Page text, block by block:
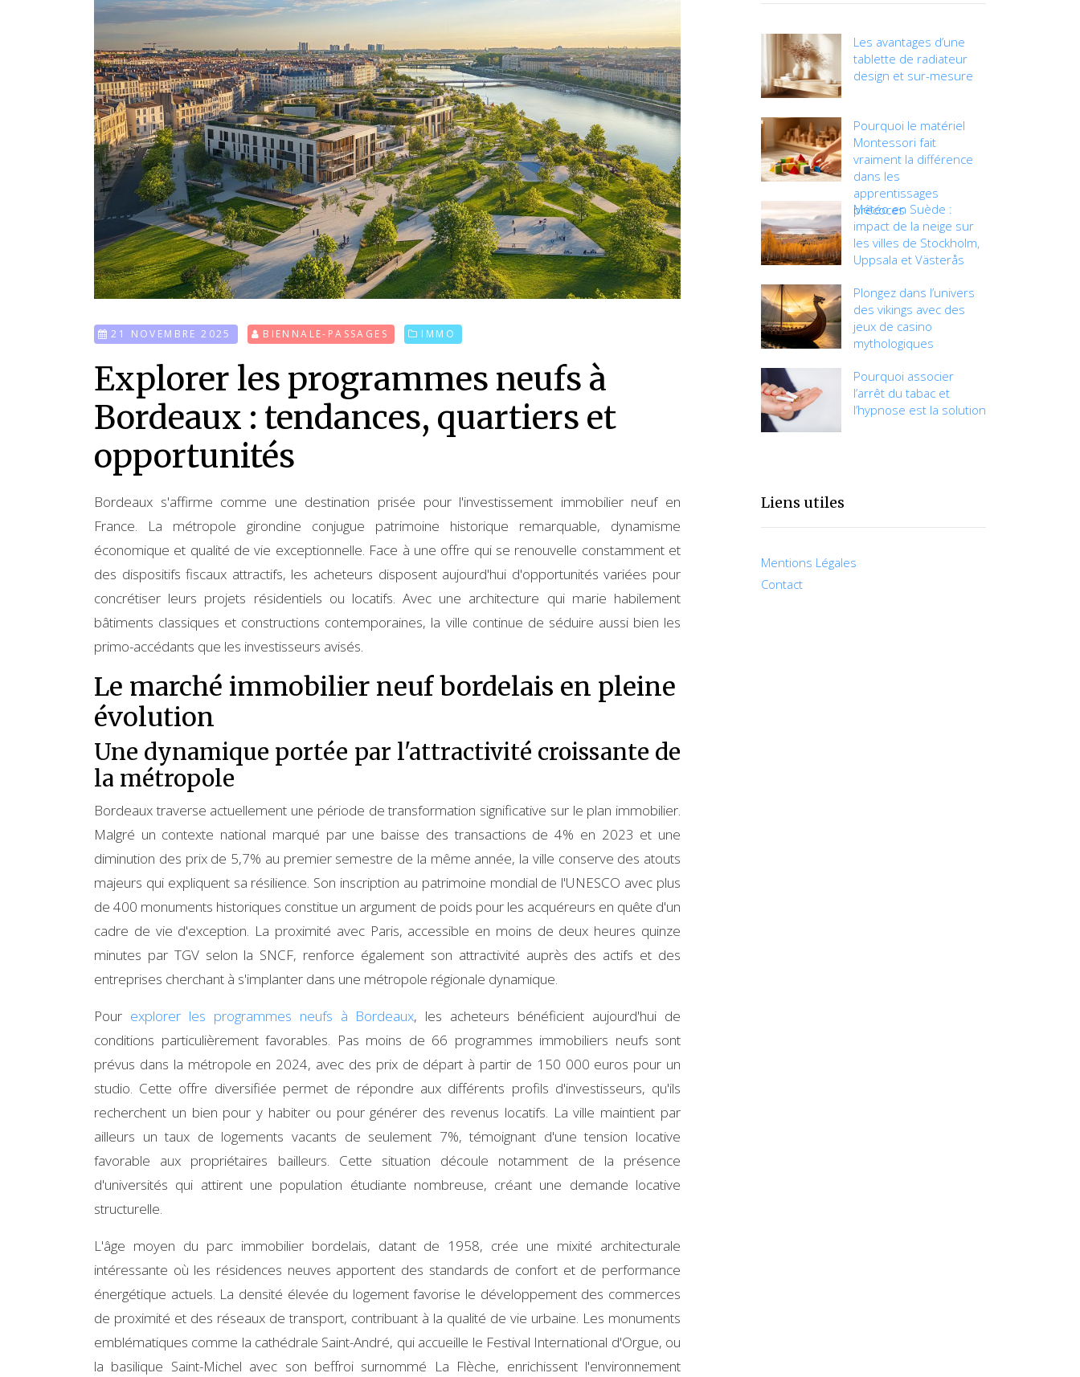
21 NOVEMBRE 2025 BIENNALE-PASSAGES IMMO
Explorer les programmes neufs à
Bordeaux : tendances, quartiers et
opportunités
Bordeaux s'affirme comme une destination prisée pour l'investissement immobilier neuf en
France. La métropole girondine conjugue patrimoine historique remarquable, dynamisme
économique et qualité de vie exceptionnelle. Face à une offre qui se renouvelle constamment et
des dispositifs fiscaux attractifs, les acheteurs disposent aujourd'hui d'opportunités variées pour
concrétiser leurs projets résidentiels ou locatifs. Avec une architecture qui marie habilement
bâtiments classiques et constructions contemporaines, la ville continue de séduire aussi bien les
primo-accédants que les investisseurs avisés.
Le marché immobilier neuf bordelais en pleine
évolution
Une dynamique portée par l'attractivité croissante de
la métropole
Bordeaux traverse actuellement une période de transformation significative sur le plan immobilier.
Malgré un contexte national marqué par une baisse des transactions de 4% en 2023 et une
diminution des prix de 5,7% au premier semestre de la même année, la ville conserve des atouts
majeurs qui expliquent sa résilience. Son inscription au patrimoine mondial de l'UNESCO avec plus
de 400 monuments historiques constitue un argument de poids pour les acquéreurs en quête d'un
cadre de vie d'exception. La proximité avec Paris, accessible en moins de deux heures quinze
minutes par TGV selon la SNCF, renforce également son attractivité auprès des actifs et des
entreprises cherchant à s'implanter dans une métropole régionale dynamique.
Pour explorer les programmes neufs à Bordeaux, les acheteurs bénéficient aujourd'hui de
conditions particulièrement favorables. Pas moins de 66 programmes immobiliers neufs sont
prévus dans la métropole en 2024, avec des prix de départ à partir de 150 000 euros pour un
studio. Cette offre diversifiée permet de répondre aux différents profils d'investisseurs, qu'ils
recherchent un bien pour y habiter ou pour générer des revenus locatifs. La ville maintient par
ailleurs un taux de logements vacants de seulement 7%, témoignant d'une tension locative
favorable aux propriétaires bailleurs. Cette situation découle notamment de la présence
d'universités qui attirent une population étudiante nombreuse, créant une demande locative
structurelle.
L'âge moyen du parc immobilier bordelais, datant de 1958, crée une mixité architecturale
intéressante où les résidences neuves apportent des standards de confort et de performance
énergétique actuels. La densité élevée du logement favorise le développement des commerces
de proximité et des réseaux de transport, contribuant à la qualité de vie urbaine. Les monuments
emblématiques comme la cathédrale Saint-André, qui accueille le Festival International d'Orgue, ou
la basilique Saint-Michel avec son beffroi surnommé La Flèche, enrichissent l'environnement
Les avantages d’une
tablette de radiateur
design et sur-mesure
Pourquoi le matériel
Montessori fait
vraiment la différence
dans les
apprentissages
précoces
Météo en Suède :
impact de la neige sur
les villes de Stockholm,
Uppsala et Västerås
Plongez dans l’univers
des vikings avec des
jeux de casino
mythologiques
Pourquoi associer
l’arrêt du tabac et
l’hypnose est la solution
Liens utiles
Mentions Légales
Contact